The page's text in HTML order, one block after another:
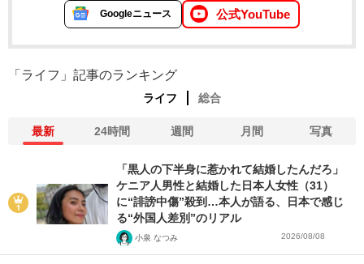
Googleニュース 公式YouTube
「ライフ」記事のランキング
ライフ 総合
最新 24時間 週間 月間 写真
「黒人の下半身に惹かれて結婚したんだろ」
ケニア人男性と結婚した日本人女性（31）
に“誹謗中傷”殺到…本人が語る、日本で感じ
る“外国人差別”のリアル
小泉 なつみ 2026/08/08